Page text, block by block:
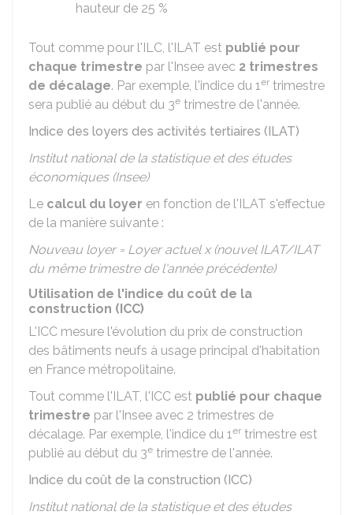
hauteur de 25 %
Tout comme pour l'ILC, l'ILAT est publié pour
chaque trimestre par l'Insee avec 2 trimestres
de décalage. Par exemple, l'indice du 1er trimestre
sera publié au début du 3e trimestre de l'année.
Indice des loyers des activités tertiaires (ILAT)
Institut national de la statistique et des études
économiques (Insee)
Le calcul du loyer en fonction de l'ILAT s'effectue
de la manière suivante :
Nouveau loyer = Loyer actuel x (nouvel ILAT/ILAT
du même trimestre de l'année précédente)
Utilisation de l'indice du coût de la
construction (ICC)
L'ICC mesure l'évolution du prix de construction
des bâtiments neufs à usage principal d'habitation
en France métropolitaine.
Tout comme l'ILAT, l'ICC est publié pour chaque
trimestre par l'Insee avec 2 trimestres de
décalage. Par exemple, l'indice du 1er trimestre est
publié au début du 3e trimestre de l'année.
Indice du coût de la construction (ICC)
Institut national de la statistique et des études